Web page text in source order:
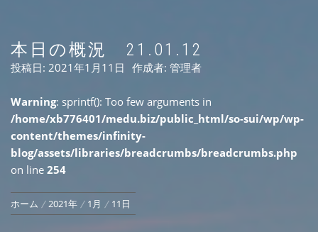
本日の概況 21.01.12
投稿日: 2021年1月11日 作成者: 管理者
Warning: sprintf(): Too few arguments in
/home/xb776401/medu.biz/public_html/so-sui/wp/wp-
content/themes/infinity-
blog/assets/libraries/breadcrumbs/breadcrumbs.php
on line 254
ホーム 2021年 1月 11日